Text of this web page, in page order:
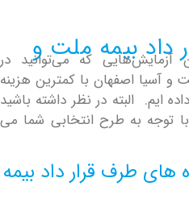
که می‌توانید در
اصفهان با کمترین هزینه
البته در نظر داشته باشید
به طرح انتخابی شما می
قرار داد بیمه